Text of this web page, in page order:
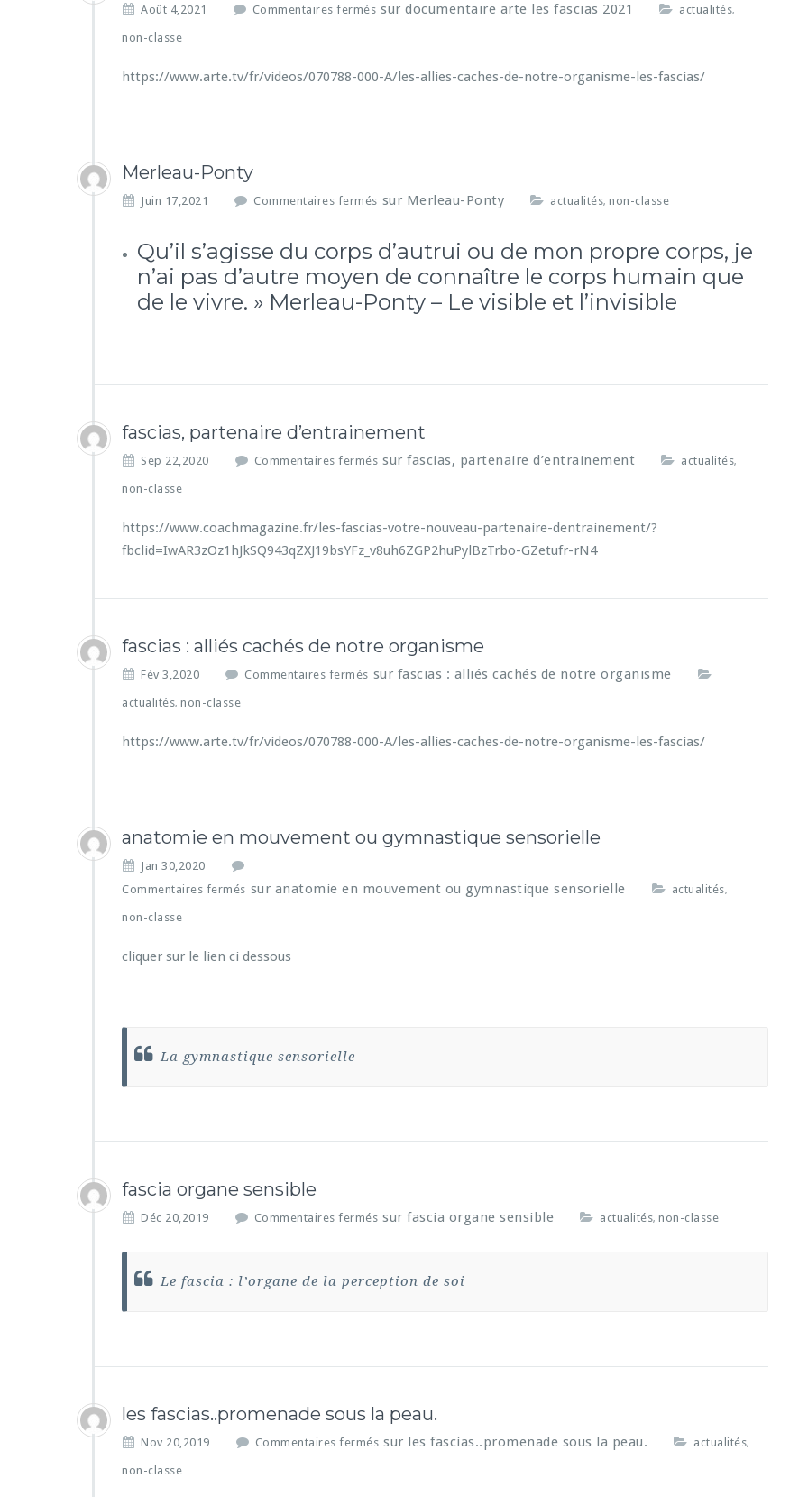
Août 4,2021 Commentaires fermés sur documentaire arte les fascias 2021 actualités,
non-classe
https://www.arte.tv/fr/videos/070788-000-A/les-allies-caches-de-notre-organisme-les-fascias/
Merleau-Ponty
Juin 17,2021 Commentaires fermés sur Merleau-Ponty actualités, non-classe
Qu’il s’agisse du corps d’autrui ou de mon propre corps, je
n’ai pas d’autre moyen de connaître le corps humain que
de le vivre. » Merleau-Ponty – Le visible et l’invisible
fascias, partenaire d’entrainement
Sep 22,2020 Commentaires fermés sur fascias, partenaire d’entrainement actualités,
non-classe
https://www.coachmagazine.fr/les-fascias-votre-nouveau-partenaire-dentrainement/?
fbclid=IwAR3zOz1hJkSQ943qZXJ19bsYFz_v8uh6ZGP2huPylBzTrbo-GZetufr-rN4
fascias : alliés cachés de notre organisme
Fév 3,2020 Commentaires fermés sur fascias : alliés cachés de notre organisme
actualités, non-classe
https://www.arte.tv/fr/videos/070788-000-A/les-allies-caches-de-notre-organisme-les-fascias/
anatomie en mouvement ou gymnastique sensorielle
Jan 30,2020
Commentaires fermés sur anatomie en mouvement ou gymnastique sensorielle actualités,
non-classe
cliquer sur le lien ci dessous
La gymnastique sensorielle
fascia organe sensible
Déc 20,2019 Commentaires fermés sur fascia organe sensible actualités, non-classe
Le fascia : l’organe de la perception de soi
les fascias..promenade sous la peau.
Nov 20,2019 Commentaires fermés sur les fascias..promenade sous la peau. actualités,
non-classe